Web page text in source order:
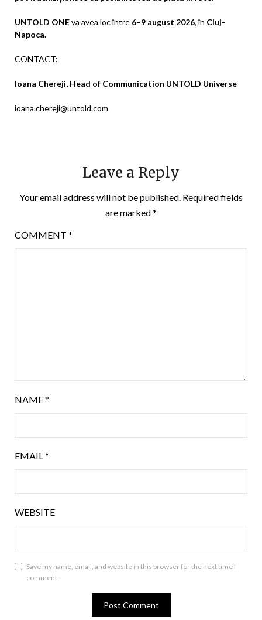
UNTOLD ONEva avea loc între 6–9 august 2026, în Cluj-
Napoca.
CONTACT:
Ioana Chereji, Head of Communication UNTOLD Universe
ioana.chereji@untold.com
Leave a Reply
Your email address will not be published. Required fields
are marked*
COMMENT *
NAME*
EMAIL *
WEBSITE
Save my name, email, and website in this browser for the next time I
comment.